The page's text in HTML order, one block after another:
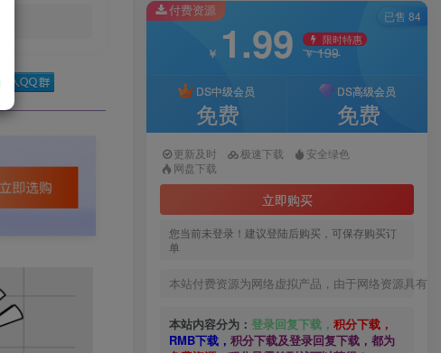
付费资源
￥ 1.99 限时特惠
￥199
DS中级会员
免费
DS高级会员
免费
更新及时 极速下载
安全绿色
网盘下载
立即购买
您当前未登录！建议登陆后购买，可保存购买订
单
本站付费资源为网络虚拟产品，由于网络资源具有
本站内容分为： 登录回复下载， 积分下载，
RMB下载， 积分下载及登录回复下载，都为
已售 84